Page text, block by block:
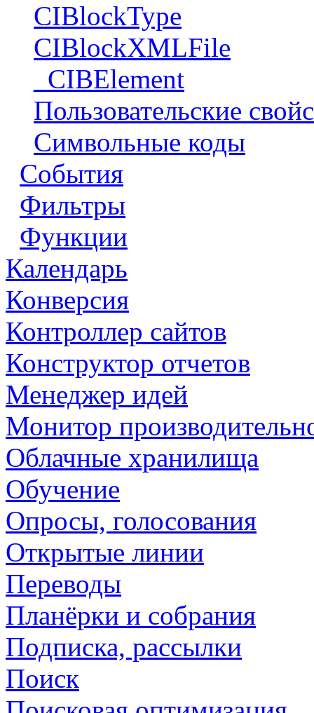
CIBlockType
CIBlockXMLFile
_CIBElement
Пользовательские
Символьные коды
События
Фильтры
Функции
Календарь
Конверсия
Контроллер сайтов
Конструктор отчетов
Менеджер идей
Монитор
Облачные хранилища
Обучение
Опросы, голосования
Открытые линии
Переводы
Планёрки и собрания
Подписка, рассылки
Поиск